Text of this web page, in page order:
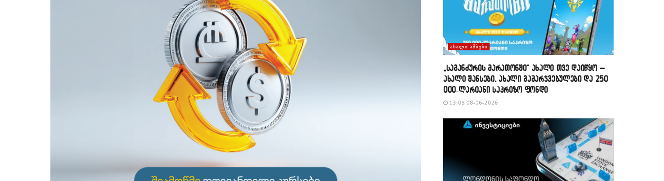
ᲐᲮᲐᲚᲘ ᲐᲛᲑᲔᲑᲘ
„საგანძურის მარათონში“ ახალი თვე დაიწყო –
ახალი შანსები, ახალი გამარჯვებულები და 250
000-ლარიანი საპრიზო ფონდი
13:05 08-06-2026